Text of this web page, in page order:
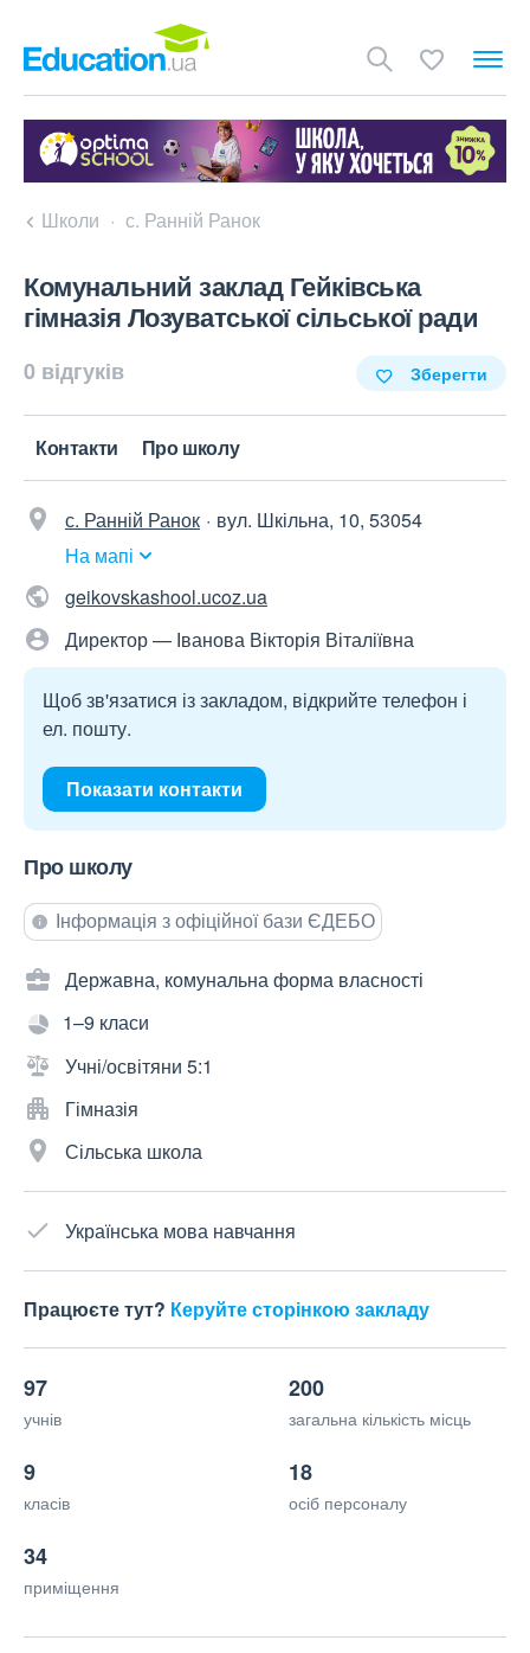
Школи с. Ранній Ранок
Комунальний заклад Гейківська
гімназія Лозуватської сільської ради
0 відгуків Зберегти
Контакти Про школу
с. Ранній Ранок
вул. Шкільна, 10, 53054
На мапі
geikovskashool.ucoz.ua
Директор — Іванова Вікторія Віталіївна
Щоб зв'язатися із закладом, відкрийте телефон і
ел. пошту.
Показати контакти
Про школу
Інформація з офіційної бази ЄДЕБО
Державна, комунальна форма власності
1–9 класи
Учні/освітяни 5:1
Гімназія
Сільська школа
Українська мова навчання
Працюєте тут? Керуйте сторінкою закладу
97
учнів
200
загальна кількість місць
9
класів
18
осіб персоналу
34
приміщення